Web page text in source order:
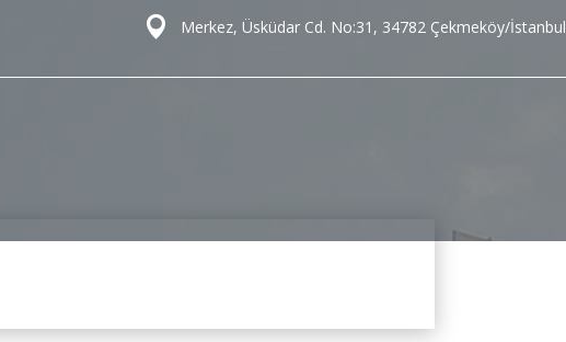
Merkez, Üsküdar Cd. No:31, 34782 Çekmeköy/İstanbul